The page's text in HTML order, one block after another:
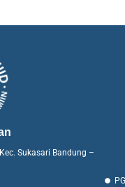
Sukasari Bandung –